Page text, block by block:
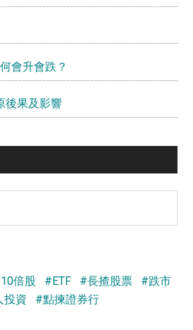
會升會跌？
後果及影響
倍股 #ETF #長揸股票
#跌市
投資 #點揀證券行